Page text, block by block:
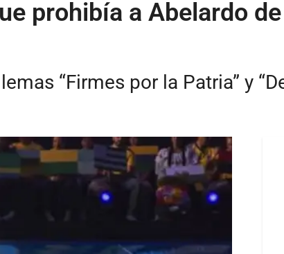
prohibía a Abelardo
“Firmes por la Patria” y